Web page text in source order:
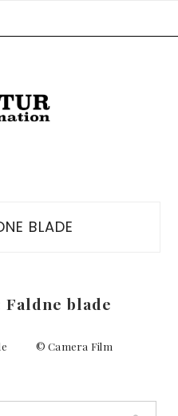
BLADE
Faldne blade
blade © Camera Film